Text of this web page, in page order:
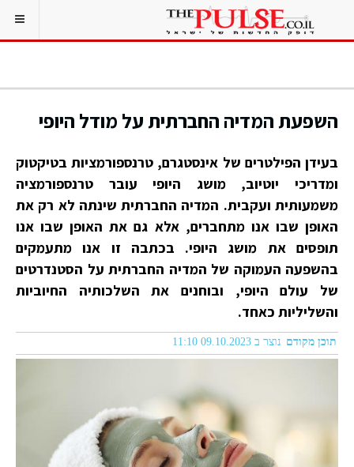
השפעת המדיה החברתית על מודל היופי
בעידן הפילטרים של אינסטגרם, טרנספורמציות בטיקטוק
ומדריכי יוטיוב, מושג היופי עובר טרנספורמציה
משמעותית ועקבית. המדיה החברתית שינתה לא רק את
האופן שבו אנו מתחברים, אלא גם את האופן שבו אנו
תופסים את מושג היופי. בכתבה זו אנו מתעמקים
בהשפעה העמוקה של המדיה החברתית על הסטנדרטים
של עולם היופי, ובוחנים את השלכותיה החיוביות
והשליליות כאחד.
תוכן מקודם נוצר ב 09.10.2023 11:10